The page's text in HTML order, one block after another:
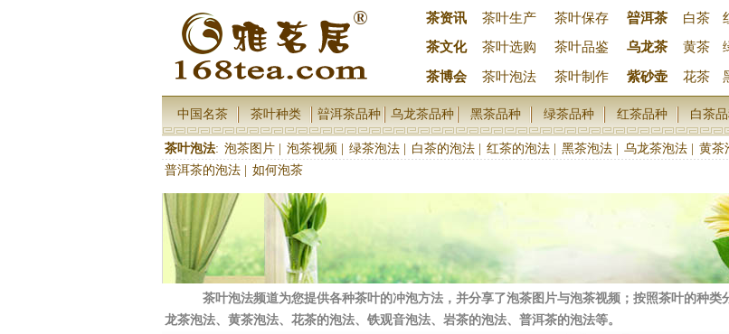
茶资讯 茶叶生产 茶叶保存 暜洱茶 白茶
茶文化
茶叶选购 茶叶品鉴 乌龙茶 黄茶
茶博会 茶叶泡法 茶叶制作 紫砂壶 花茶
中国名茶 茶叶种类 暜洱茶品种 乌龙茶品种 黑茶品种 绿茶品种 红茶品种 白茶
茶叶泡法: 泡茶图片| 泡茶视频 绿茶泡法| 白茶的泡法| 红茶的泡法| 黑茶泡法| 乌龙茶泡法| 黄茶
普洱茶的泡法| 如何泡茶
茶叶泡法频道为您提供各种茶叶的冲泡方法，并分享了泡茶图片与泡茶视频；按照茶叶的种
龙茶泡法、黄茶泡法、花茶的泡法、铁观音泡法、岩茶的泡法、普洱茶的泡法等。